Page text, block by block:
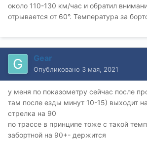
около 110-130 км/час и обратил
отрывается от 60°. Температура за
Gear
Опубликовано 3 мая, 2021
у меня по показометру сейчас после
там после езды минут 10-15) выходит
стрелка на 90
по трассе в принципе тоже с такой
забортной на 90+- держится